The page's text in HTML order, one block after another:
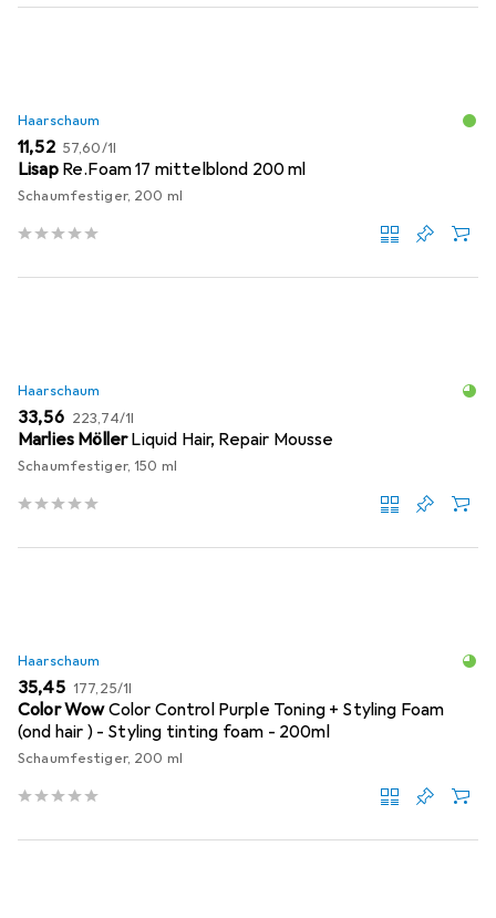
Haarschaum
EUR
11,52 EUR
57,60/1l
Lisap Re.Foam 17 mittelblond 200 ml
Schaumfestiger, 200 ml
Haarschaum
EUR
33,56 EUR
223,74/1l
Marlies MöllerLiquid Hair, Repair Mousse
Schaumfestiger, 150 ml
Haarschaum
EUR
35,45 EUR
177,25/1l
Color WowColor Control Purple Toning + Styling Foam
(ond hair ) - Styling tinting foam - 200ml
Schaumfestiger, 200 ml